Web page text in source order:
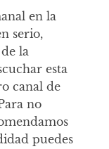
en la
serio,
la
esta
canal de
no
puedes